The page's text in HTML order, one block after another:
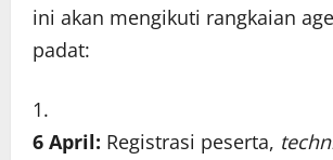
ini akan mengikuti rangkaian
padat:
6 April: Registrasi peserta,